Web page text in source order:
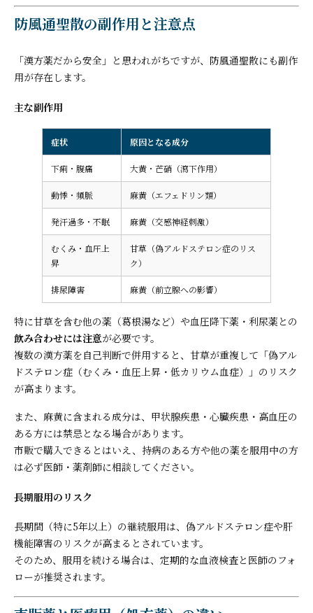
防風通聖散の副作用と注意点
「漢方薬だから安全」と思われがちですが、防風通聖散にも副作
用が存在します。
主な副作用
症状 原因となる成分
下痢・腹痛 大黄・芒硝（瀉下作用）
動悸・頻脈 麻黄（エフェドリン類）
発汗過多・不眠 麻黄（交感神経刺激）
むくみ・血圧上
昇
甘草（偽アルドステロン症のリス
ク）
排尿障害 麻黄（前立腺への影響）
特に甘草を含む他の薬（葛根湯など）や血圧降下薬・利尿薬との
飲み合わせには注意が必要です。
複数の漢方薬を自己判断で併用すると、甘草が重複して「偽アル
ドステロン症（むくみ・血圧上昇・低カリウム血症）」のリスク
が高まります。
また、麻黄に含まれる成分は、甲状腺疾患・心臓疾患・高血圧の
ある方には禁忌となる場合があります。
市販で購入できるとはいえ、持病のある方や他の薬を服用中の方
は必ず医師・薬剤師に相談してください。
長期服用のリスク
長期間（特に5年以上）の継続服用は、偽アルドステロン症や肝
機能障害のリスクが高まるとされています。
そのため、服用を続ける場合は、定期的な血液検査と医師のフォ
ローが推奨されます。